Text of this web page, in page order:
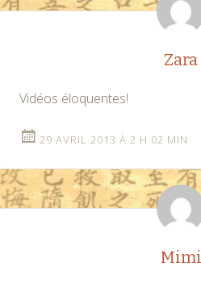
Zara
Vidéos éloquentes!
29 AVRIL 2013 À 2 H 02 MIN
Mimi